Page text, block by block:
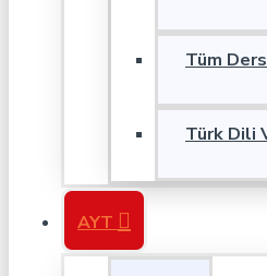
Tüm
Türk Dili
AYT